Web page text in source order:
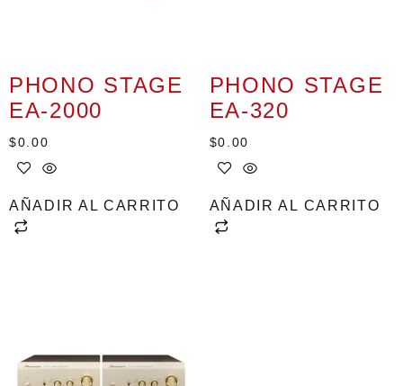
PHONO STAGE
EA-2000
$0.00
AÑADIR AL CARRITO
PHONO STAGE
EA-320
$0.00
AÑADIR AL CARRITO